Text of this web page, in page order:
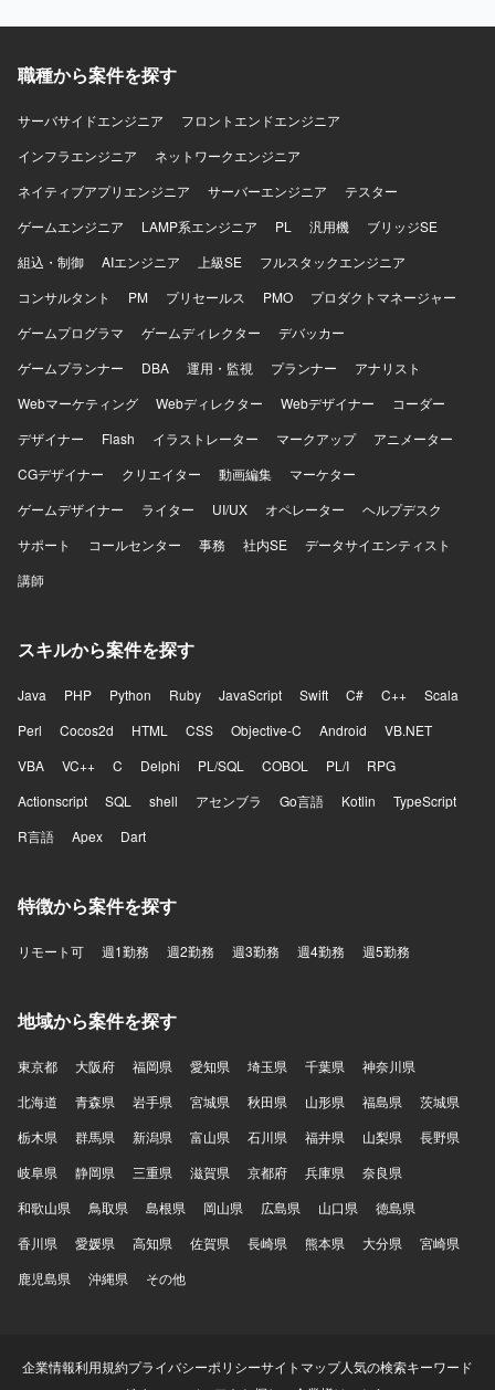
職種から案件を探す
サーバサイドエンジニア
フロントエンドエンジニア
インフラエンジニア
ネットワークエンジニア
ネイティブアプリエンジニア
サーバーエンジニア
テスター
ゲームエンジニア
LAMP系エンジニア PL 汎用機
ブリッジSE
組込・制御
AIエンジニア 上級SE
フルスタックエンジニア
コンサルタント
PM プリセールス PMO
プロダクトマネージャー
ゲームプログラマ
ゲームディレクター
デバッカー
ゲームプランナー
DBA 運用・監視 プランナー
アナリスト
Webマーケティング
Webディレクター Webデザイナー
コーダー
デザイナー
Flash イラストレーター マークアップ
アニメーター
CGデザイナー
クリエイター 動画編集
マーケター
ゲームデザイナー
ライター UI/UX オペレーター
ヘルプデスク
サポート
コールセンター 事務 社内SE
データサイエンティスト
講師
スキルから案件を探す
Java PHP Python Ruby JavaScript Swift C# C++
Scala
Perl
Cocos2d HTML CSS Objective-C Android
VB.NET
VBA
VC++ C Delphi PL/SQL COBOL PL/I
RPG
Actionscript
SQL shell アセンブラ Go言語 Kotlin
TypeScript
R言語
Apex Dart
特徴から案件を探す
リモート可 週1勤務 週2勤務 週3勤務 週4勤務 週5勤務
地域から案件を探す
東京都 大阪府 福岡県 愛知県 埼玉県 千葉県
神奈川県
北海道
青森県 岩手県 宮城県 秋田県 山形県 福島県
茨城県
栃木県
群馬県 新潟県 富山県 石川県 福井県 山梨県
長野県
岐阜県
静岡県 三重県 滋賀県 京都府 兵庫県
奈良県
和歌山県
鳥取県 島根県 岡山県 広島県 山口県
徳島県
香川県
愛媛県 高知県 佐賀県 長崎県 熊本県 大分県
宮崎県
鹿児島県
沖縄県 その他
企業情報利用規約プライバシーポリシーサイトマップ人気の検索キーワード